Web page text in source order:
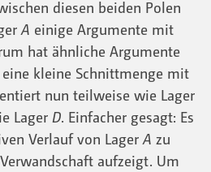
diesen beiden Polen
A einige Argumente mit
hat ähnliche Argumente
eine kleine Schnittmenge mit
nun teilweise wie Lager
Lager D. Einfacher gesagt: Es
Verlauf von Lager A zu
aufzeigt. Um